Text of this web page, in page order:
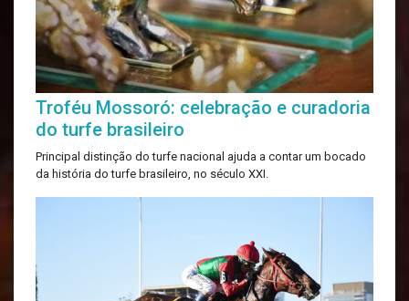
Troféu Mossoró: celebração e curadoria
do turfe brasileiro
Principal distinção do turfe nacional ajuda a contar um bocado
da história do turfe brasileiro, no século XXI.